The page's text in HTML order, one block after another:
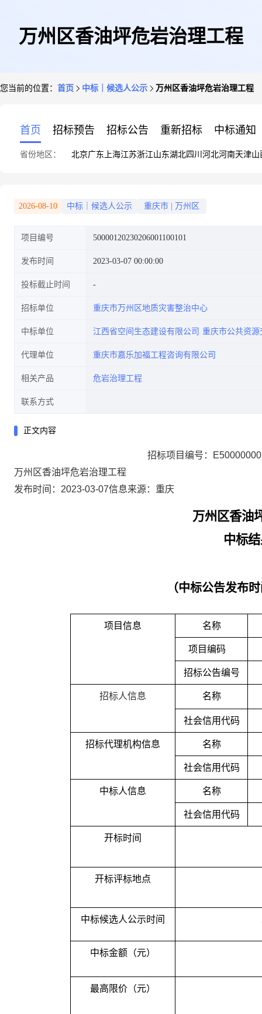
万州区香油坪危岩治理工程
您当前的位置： 首页 中标｜候选人公示 万州区香油坪危岩治理工程
首页 招标预告 招标公告 重新招标 中标通知
省份地区： 北京广东 上海江苏浙江山东湖北四川 河北河南天津山
2026-08-10 中标｜候选人公示 重庆市 万州区
项目编号 50000120230206001100101
发布时间 2023-03-07 00:00:00
投标截止时间
招标单位 重庆市万州区地质灾害整治中心
中标单位 江西省空间生态建设有限公司 重庆市公共资源
代理单位 重庆市嘉乐加福工程咨询有限公司
相关产品 危岩治理工程
联系方式
正文内容
招标项目编号：
万州区香油坪危岩治理工程
发布时间：2023-03-07信息来源： 重庆
万州区香油
中标
（中标公告发布
项目信息 名称
项目编码
招标公告编号
招标人信息 名称
社会信用代码
招标代理机构信息 名称
社会信用代码
中标人信息 名称
社会信用代码
开标时间
开标评标地点
中标候选人公示时间
中标金额（元）
最高限价（元）